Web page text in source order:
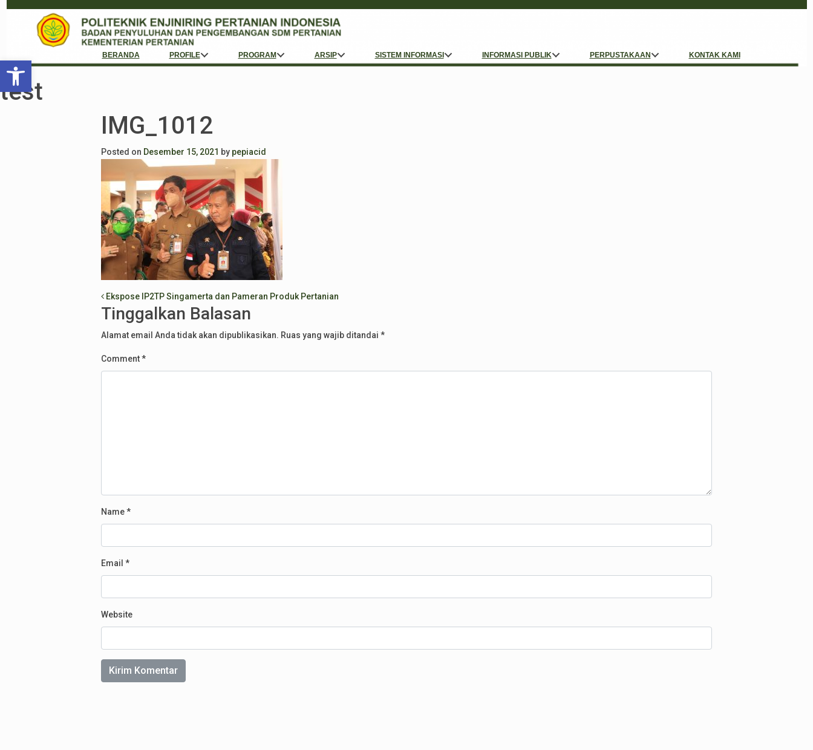
Open toolbarBERANDA PROFILE PROGRAM ARSIP SISTEM INFORMASI INFORMASI PUBLIK PERPUSTAKAAN KONTAK KAMI
test
IMG_1012
Posted on Desember 15, 2021 by pepiacid
Post navigation
Ekspose IP2TP Singamerta dan Pameran Produk Pertanian
Tinggalkan Balasan
Alamat email Anda tidak akan dipublikasikan. Ruas yang wajib ditandai *
Comment*
Name*
Email *
Website